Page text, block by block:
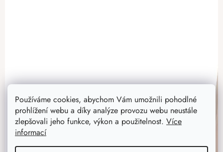
Používáme cookies, abychom Vám umožnili pohodlné
prohlížení webu a díky analýze provozu webu neustále
zlepšovali jeho funkce, výkon a použitelnost. Více
informací